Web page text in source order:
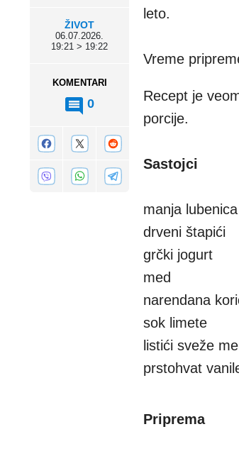
ŽIVOT
06.07.2026.
19:21 > 19:22
KOMENTARI
0
leto.
Vreme
Recept je
porcije.
Sastojci
manja lubenica
drveni štapići
grčki jogurt
med
narendana
sok limete
listići sveže
prstohvat
Priprema